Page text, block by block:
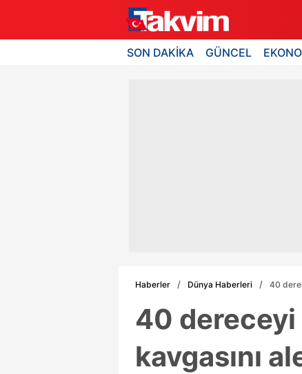
SON DAKİKA GÜNCEL
Haberler Dünya Haberleri 40
40 dereceyi
kavgasını